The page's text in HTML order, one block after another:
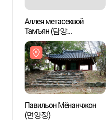
Аллея метасеквой
Тамъян (담양
메타세콰이어길)
Павильон Мёнанчжон
(면앙정)